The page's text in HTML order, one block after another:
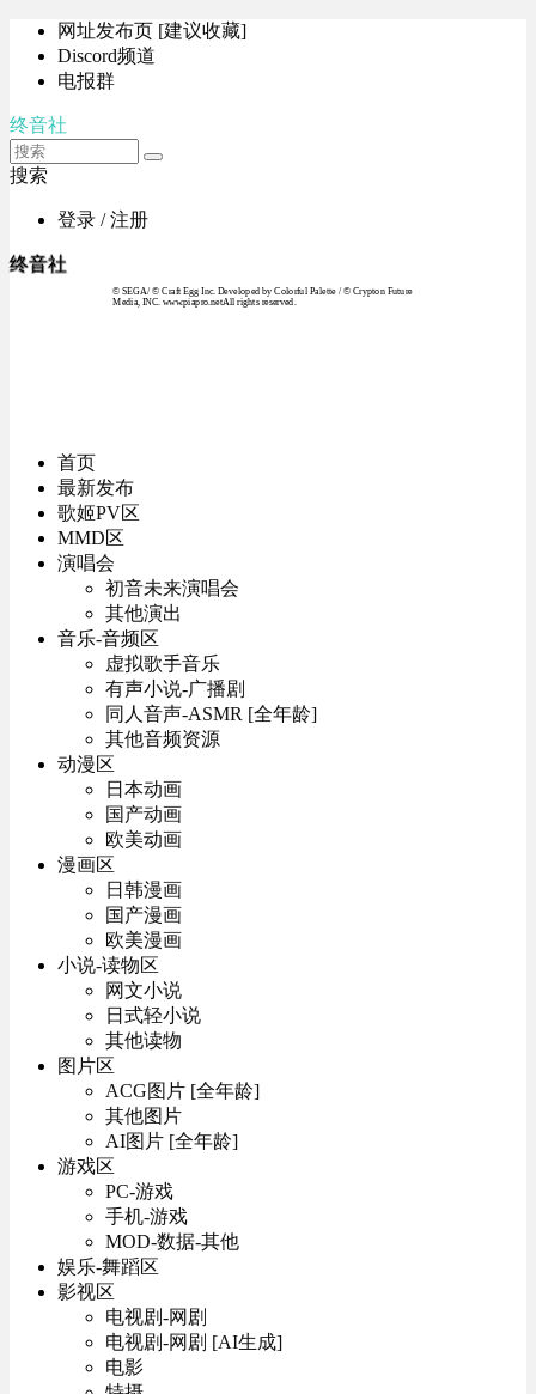
网址发布页 [建议收藏]
Discord频道
电报群
终音社
搜索
登录 / 注册
终音社
© SEGA / © Craft Egg Inc. Developed by Colorful Palette / © Crypton Future
Media, INC. www.piapro.netAll rights reserved.
首页
最新发布
歌姬PV区
MMD区
演唱会
初音未来演唱会
其他演出
音乐-音频区
虚拟歌手音乐
有声小说-广播剧
同人音声-ASMR [全年龄]
其他音频资源
动漫区
日本动画
国产动画
欧美动画
漫画区
日韩漫画
国产漫画
欧美漫画
小说-读物区
网文小说
日式轻小说
其他读物
图片区
ACG图片 [全年龄]
其他图片
AI图片 [全年龄]
游戏区
PC-游戏
手机-游戏
MOD-数据-其他
娱乐-舞蹈区
影视区
电视剧-网剧
电视剧-网剧 [AI生成]
电影